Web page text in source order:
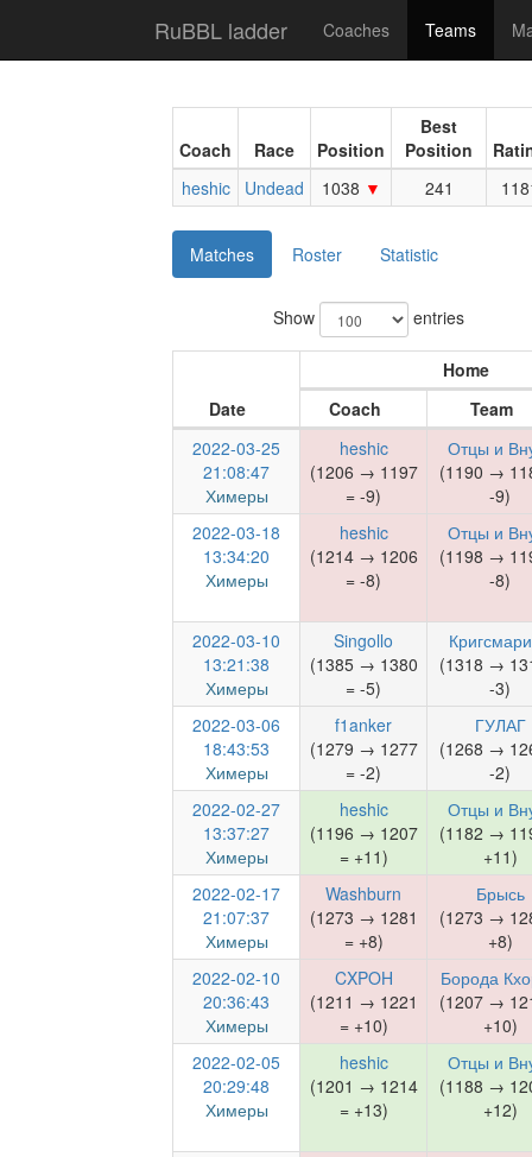
RuBBL ladder Coaches Teams
Coach Race Position
Best
Position
heshic
Undead 1038 241
Matches Roster Statistic
Show entries
Date
Home
Coach
Team
2022-03-25
21:08:47
Химеры
heshic
(1206 → 1197
= -9)
Отцы и
(1190 →
-9)
2022-03-18
13:34:20
Химеры
heshic
(1214 → 1206
= -8)
Отцы и
(1198 →
-8)
2022-03-10
13:21:38
Химеры
Singollo
(1385 → 1380
= -5)
(1318 →
-3)
2022-03-06
18:43:53
Химеры
f1anker
(1279 → 1277
= -2)
ГУЛАГ
(1268 →
-2)
2022-02-27
13:37:27
Химеры
heshic
(1196 → 1207
= +11)
Отцы и
(1182 →
+11)
2022-02-17
21:07:37
Химеры
Washburn
(1273 → 1281
= +8)
Брысь
(1273 →
+8)
2022-02-10
20:36:43
Химеры
CXPOH
(1211 → 1221
= +10)
Борода
(1207 →
+10)
2022-02-05
20:29:48
Химеры
heshic
(1201 → 1214
= +13)
Отцы и
(1188 →
+12)